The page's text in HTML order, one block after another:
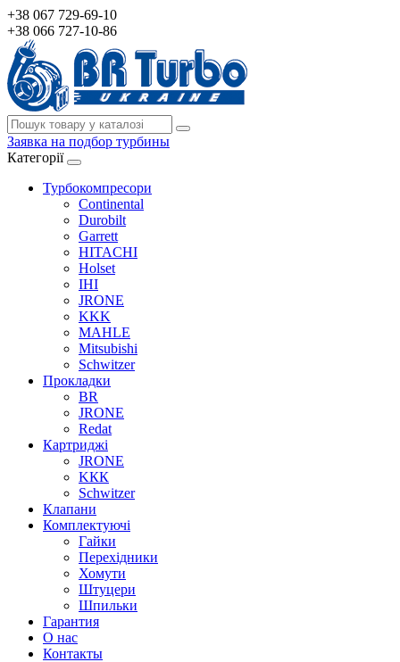
+38 067 729-69-10
+38 066 727-10-86
Заявка на подбор турбины
Категорії
Турбокомпресори
Continental
Durobilt
Garrett
HITACHI
Holset
IHI
JRONE
KKK
MAHLE
Mitsubishi
Schwitzer
Прокладки
BR
JRONE
Redat
Картриджі
JRONE
KКК
Schwitzer
Клапани
Комплектуючі
Гайки
Перехідники
Хомути
Штуцери
Шпильки
Гарантия
О нас
Контакты